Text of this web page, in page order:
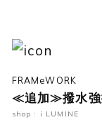
FRAMeWORK
≪追加≫撥水強
shop : i LUMINE